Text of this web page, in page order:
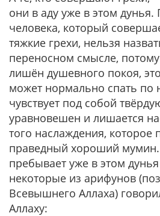
они в аду уже в этом
человека, который
тяжкие грехи, нельзя
переносном смысле, потому
лишён душевного покоя,
может нормально спать по
чувствует под собой
уравновешен и лишается
того наслаждения, которое
праведный хороший
пребывает уже в этом
некоторые из арифунов
Всевышнего Аллаха)
Аллаху: